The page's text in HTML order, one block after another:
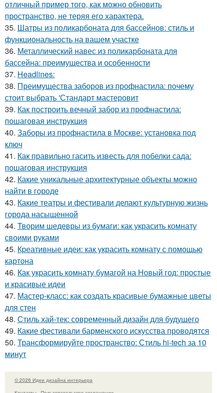
отличный пример того, как можно обновить
пространство, не теряя его характера.
35. Шатры из поликарбоната для бассейнов: стиль и
функциональность на вашем участке
36. Металлический навес из поликарбоната для
бассейна: преимущества и особенности
37. Headlines:
38. Преимущества заборов из профнастила: почему
стоит выбрать 'Стандарт мастеровит
39. Как построить вечный забор из профнастила:
пошаговая инструкция
40. Заборы из профнастила в Москве: установка под
ключ
41. Как правильно гасить известь для побелки сада:
пошаговая инструкция
42. Какие уникальные архитектурные объекты можно
найти в городе
43. Какие театры и фестивали делают культурную жизнь
города насыщенной
44. Творим шедевры из бумаги: как украсить комнату
своими руками
45. Креативные идеи: как украсить комнату с помощью
картона
46. Как украсить комнату бумагой на Новый год: простые
и красивые идеи
47. Мастер-класс: как создать красивые бумажные цветы
для стен
48. Стиль хай-тек: современный дизайн для будущего
49. Какие фестивали барменского искусства проводятся
50. Трансформируйте пространство: Стиль hi-tech за 10
минут
© 2026 Идеи дизайна интерьера